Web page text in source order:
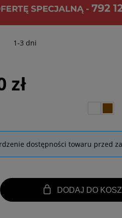
1-3 dni
zł
dostępności towaru przed
DODAJ DO